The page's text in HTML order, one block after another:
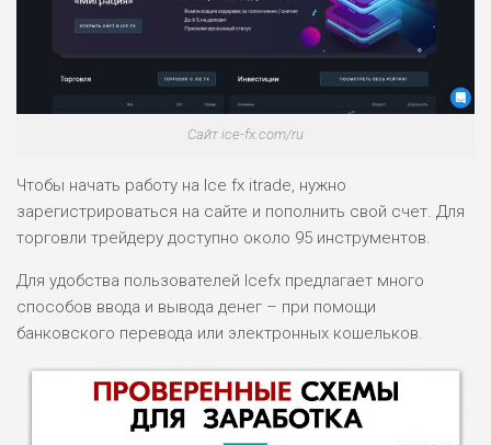
Сайт ice-fx.com/ru
Чтобы начать работу на Ice fx itrade, нужно
зарегистрироваться на сайте и пополнить свой счет. Для
торговли трейдеру доступно около 95 инструментов.
Для удобства пользователей Icefx предлагает много
способов ввода и вывода денег – при помощи
банковского перевода или электронных кошельков.